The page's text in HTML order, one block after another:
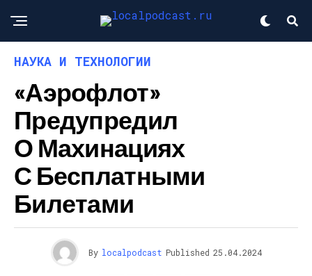
НАУКА И ТЕХНОЛОГИИ
«Аэрофлот»
Предупредил
О Махинациях
С Бесплатными
Билетами
By localpodcast Published 25.04.2024